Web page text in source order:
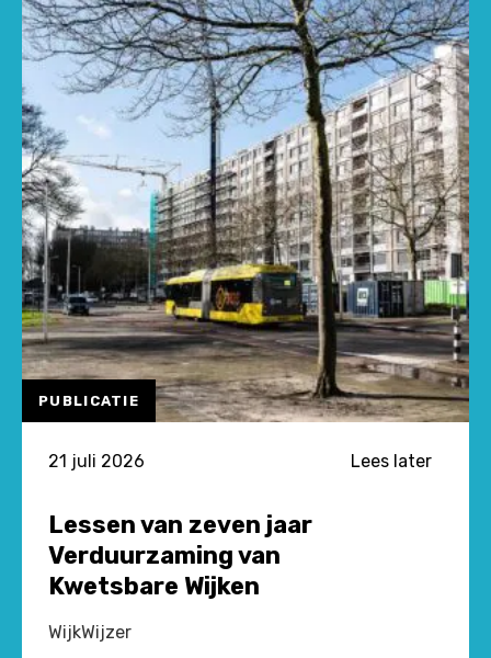
PUBLICATIE
21 juli 2026 Lees later
Lessen van zeven jaar
Verduurzaming van
Kwetsbare Wijken
WijkWijzer